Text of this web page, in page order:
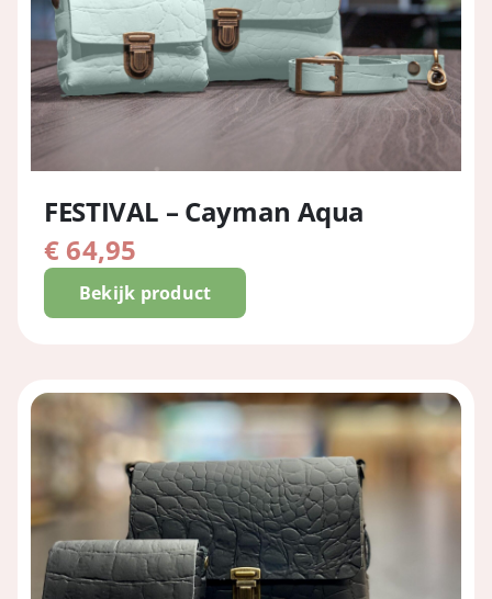
FESTIVAL – Cayman Aqua
Bekijk product
€ 64,95